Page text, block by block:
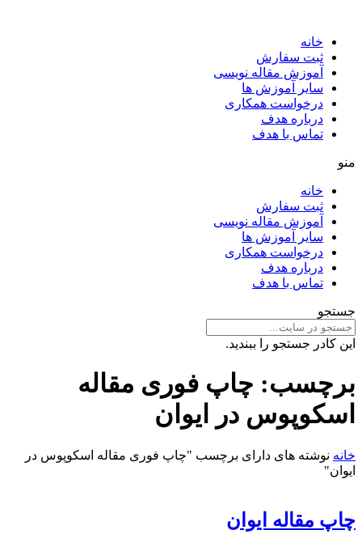
خانه
ثبت سفارش
آموزش مقاله نویسی
سایر آموزش ها
درخواست همکاری
درباره هدف
تماس با هدف
منو
خانه
ثبت سفارش
آموزش مقاله نویسی
سایر آموزش ها
درخواست همکاری
درباره هدف
تماس با هدف
جستجو
این کادر جستجو را ببندید.
برچسب: چاپ فوری مقاله
اسکوپوس در ایوان
خانه نوشته های دارای برچسب "چاپ فوری مقاله اسکوپوس در
ایوان"
چاپ مقاله ایوان